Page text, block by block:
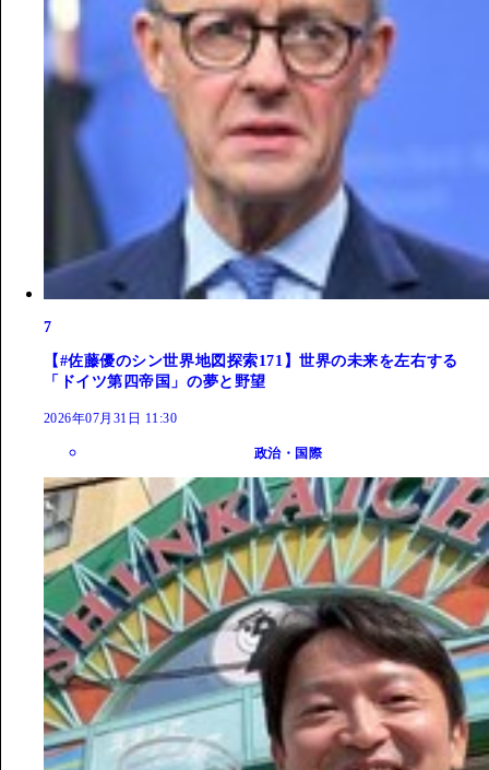
7
【#佐藤優のシン世界地図探索171】世界の未来を左右する
「ドイツ第四帝国」の夢と野望
2026年07月31日 11:30
政治・国際